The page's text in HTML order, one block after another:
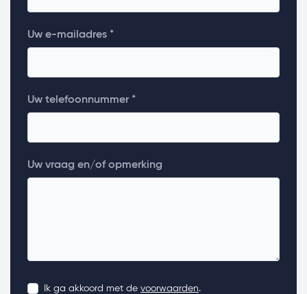
Uw e-mailadres *
Uw telefoonnummer *
Uw vraag en/of opmerking
Ik ga akkoord met de voorwaarden.